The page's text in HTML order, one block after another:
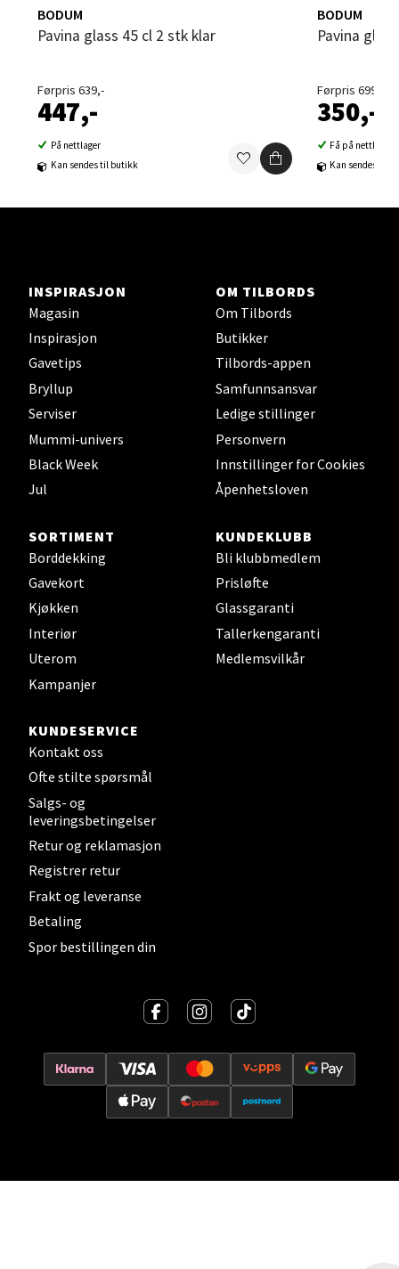
BODUM
Pavina glass 45 cl 2 stk klar
Førpris 639,-
447,-
På nettlager
Kan sendes til butikk
BODUM
Pavina
Førpris 699,-
350,-
Få på nettlager
Kan sendes til
INSPIRASJON
Magasin
Inspirasjon
Gavetips
Bryllup
Serviser
Mummi-univers
Black Week
Jul
OM TILBORDS
Om Tilbords
Butikker
Tilbords-appen
Samfunnsansvar
Ledige stillinger
Personvern
Innstillinger for Cookies
Åpenhetsloven
SORTIMENT
Borddekking
Gavekort
Kjøkken
Interiør
Uterom
Kampanjer
KUNDEKLUBB
Bli klubbmedlem
Prisløfte
Glassgaranti
Tallerkengaranti
Medlemsvilkår
KUNDESERVICE
Kontakt oss
Ofte stilte spørsmål
Salgs- og
leveringsbetingelser
Retur og reklamasjon
Registrer retur
Frakt og leveranse
Betaling
Spor bestillingen din
Åpent i dag 10-21
0 i butikk
Velg
Sortland - Sortland Storsenter
Steinkjer - Thon Senter Steinkjer
Sjøfartsgata 2, 7714 Steinkjer
Åpent i dag 10-20
Leirvik - Stord
Åpent i dag 10-17
Oslo - Thon Senter Storo
Vitaminveien 7 - 9, 0485 Oslo
Åpent i dag 10-21
0 i butikk
Lillehammer - Strandtorget